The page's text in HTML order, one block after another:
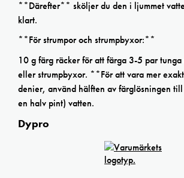
**Därefter** sköljer du den i ljummet
klart.
**För strumpor och strumpbyxor:**
10 g färg räcker för att färga 3-5 par
eller strumpbyxor. **För att vara mer
denier, använd hälften av färglösningen
en halv pint) vatten.
Dypro